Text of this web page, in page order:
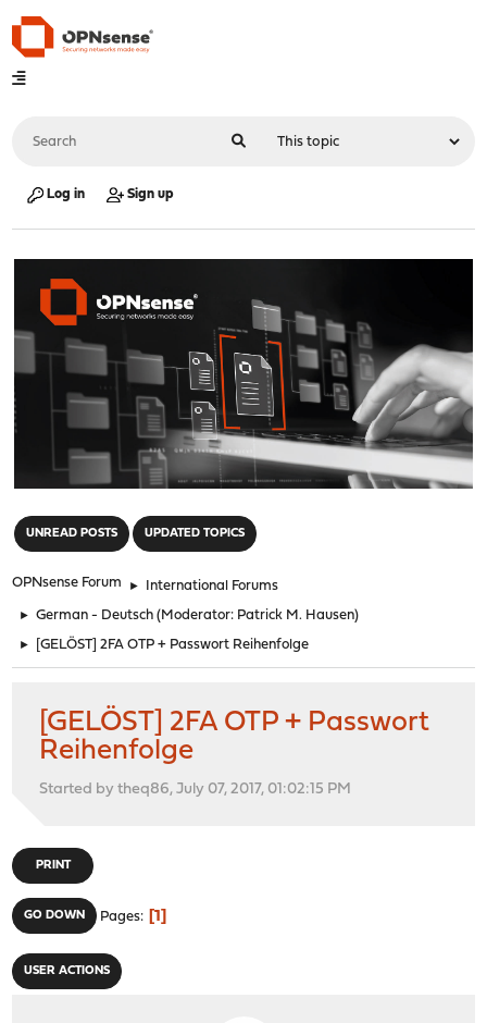
Log in Sign up
UNREAD POSTS UPDATED TOPICS
OPNsense Forum ► International Forums
► German - Deutsch (Moderator: Patrick M. Hausen)
► [GELÖST] 2FA OTP + Passwort Reihenfolge
[GELÖST] 2FA OTP + Passwort
Reihenfolge
Started by theq86, July 07, 2017, 01:02:15 PM
PRINT
GO DOWN Pages 1
USER ACTIONS